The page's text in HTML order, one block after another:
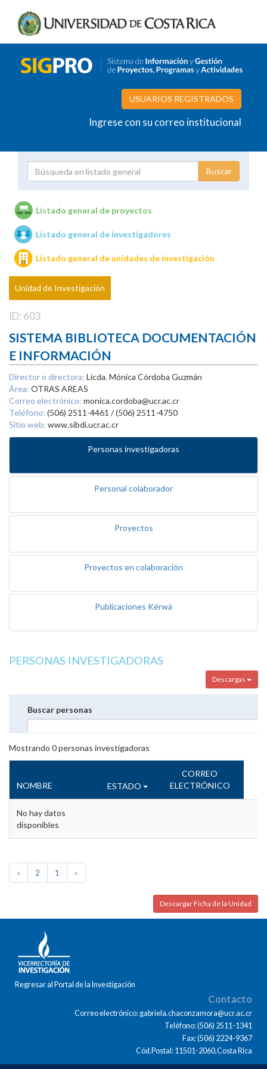
USUARIOS REGISTRADOS
Ingrese con su correo institucional
Unidades de investigación
Listado general de proyectos
Listado general de investigadores
Listado general de unidades de investigación
Unidad de Investigación
ID: 603
SISTEMA BIBLIOTECA DOCUMENTACIÓN
E INFORMACIÓN
Director o directora: Licda. Mónica Córdoba Guzmán
Área: OTRAS AREAS
Correo electrónico: monica.cordoba@ucr.ac.cr
Teléfono: (506) 2511-4461 / (506) 2511-4750
Sitio web: www.sibdi.ucr.ac.cr
Personas investigadoras
Personal colaborador
Proyectos
Proyectos en colaboración
Publicaciones Kérwá
PERSONAS INVESTIGADORAS
Descargas
Buscar personas
Mostrando 0personas investigadoras
NOMBRE ESTADO
CORREO
ELECTRÓNICO
No hay datos
disponibles
« 2 1 »
Descargar Ficha de la Unidad
Regresar al Portal de la Investigación
Contacto
Correo electrónico: gabriela.chaconzamora@ucr.ac.cr
Teléfono: (506) 2511-1341
Fax: (506) 2224-9367
Cód.Postal: 11501-2060,Costa Rica